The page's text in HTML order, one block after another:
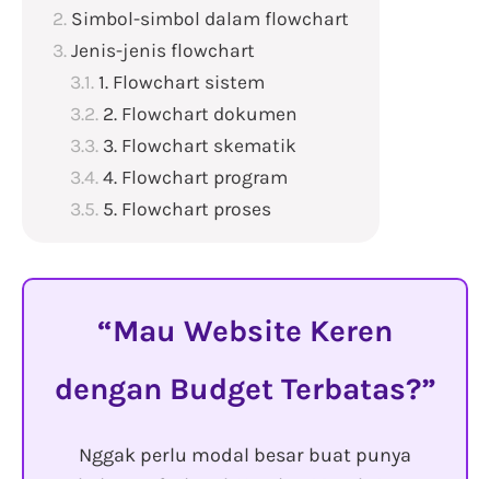
Simbol-simbol dalam flowchart
Jenis-jenis flowchart
1. Flowchart sistem
2. Flowchart dokumen
3. Flowchart skematik
4. Flowchart program
5. Flowchart proses
Mau Website Keren
dengan Budget Terbatas?
Nggak perlu modal besar buat punya